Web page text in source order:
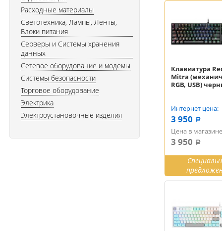
Клавиатура
Mitra
RGB, USB)
Интернет цена:
3 950 a
Цена в
3 950 a
Расходные материалы
Светотехника, Лампы, Ленты,
Блоки питания
Серверы и Системы хранения
данных
Сетевое оборудование и модемы
Системы безопасности
Торговое оборудование
Электрика
Электроустановочные изделия